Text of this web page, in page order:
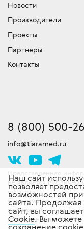
обязательно
сумму!
Скидки!
У
скидок,
оборудования
Подбор и
запчастей
сервисный
устранения
выездного
проводятся
Новости
Производители
Проекты
Партнеры
Контакты
8 (800) 500-
info@tiaramed.ru
не является публичной
офертой.
Ознакомьтесь с нашей
политикой
конфиденциальностии
Наш сайт
позволяет
возможностей
сайта. Продолжая
сайт, вы
Cookie. Вы можете